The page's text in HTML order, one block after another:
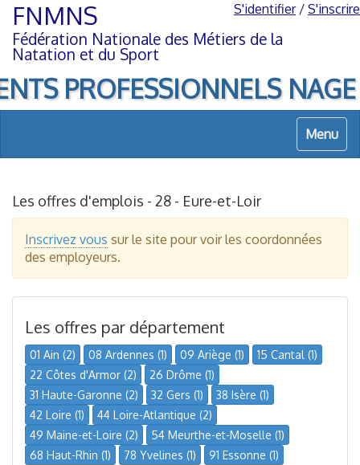
Aller
contenu
Aller
navigation
FNMNS
Fédération Nationale des Métiers de la
Natation et du Sport
S'identifier/ S'inscrire
PROFESSIONNELS
Menu
Les offres d'emplois - 28 - Eure-et-Loir
Inscrivez vous sur le site pour voir les coordonnées
des employeurs.
Les offres par département
01 Ain (2) 08 Ardennes (1) 09 Ariège (1)
15 Cantal (1)
22 Côtes d'Armor (2)
26 Drôme (1)
31 Haute-Garonne (2)
32 Gers (1)
38 Isère (1)
42 Loire (1)
44 Loire-Atlantique (2)
49 Maine-et-Loire (2)
54 Meurthe-et-Moselle (1)
68 Haut-Rhin (1)
78 Yvelines (1) 91 Essonne (1)